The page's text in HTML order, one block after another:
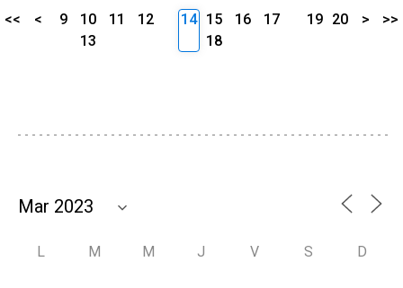
<< < 9 10 11
12
13
14 15 16
17
18
19 20 > >>
L M M J V S D